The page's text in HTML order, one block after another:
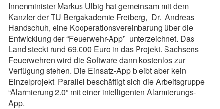
Innenminister Markus Ulbig hat gemeinsam mit dem
Kanzler der TU Bergakademie Freiberg, Dr. Andreas
Handschuh, eine Kooperationsvereinbarung über die
Entwicklung der “Feuerwehr-App” unterzeichnet. Das
Land steckt rund 69.000 Euro in das Projekt. Sachsens
Feuerwehren wird die Software dann kostenlos zur
Verfügung stehen. Die Einsatz-App bleibt aber kein
Einzelprojekt. Parallel beschäftigt sich die Arbeitsgruppe
“Alarmierung 2.0” mit einer intelligenten Alarmierungs-
App.